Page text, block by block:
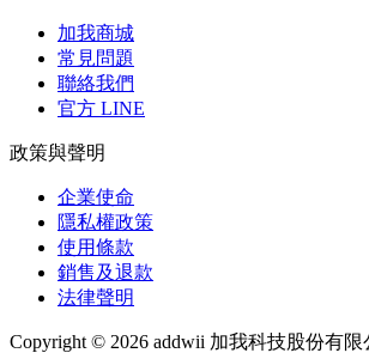
加我商城
常見問題
聯絡我們
官方 LINE
政策與聲明
企業使命
隱私權政策
使用條款
銷售及退款
法律聲明
Copyright © 2026 addwii 加我科技股份有限